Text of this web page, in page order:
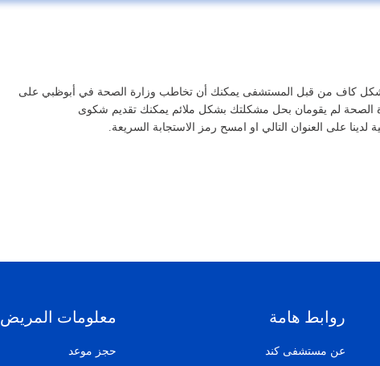
على العنوان التالي او امسح رمز الاستجابة السريعة.
روابط هامة
عن مستشفى كند
معلومات المريض
حجز موعد